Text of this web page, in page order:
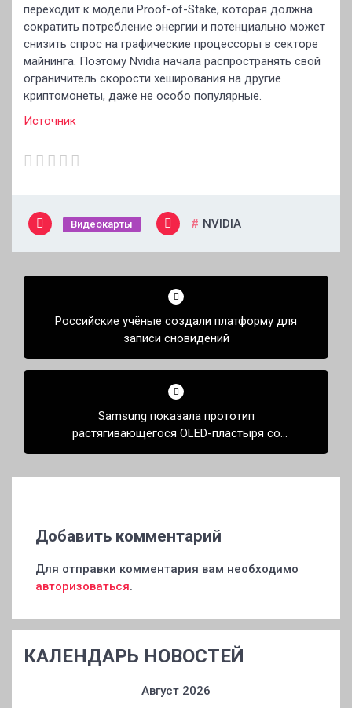
переходит к модели Proof-of-Stake, которая должна
сократить потребление энергии и потенциально может
снизить спрос на графические процессоры в секторе
майнинга. Поэтому Nvidia начала распространять свой
ограничитель скорости хеширования на другие
криптомонеты, даже не особо популярные.
Источник
Видеокарты NVIDIA
Навигация
записямРоссийские учёные создали платформу для
записи сновидений
Samsung показала прототип
растягивающегося OLED-пластыря со
встроенным пульсометром
Добавить комментарий
Для отправки комментария вам необходимо
авторизоваться.
КАЛЕНДАРЬ НОВОСТЕЙ
Август 2026